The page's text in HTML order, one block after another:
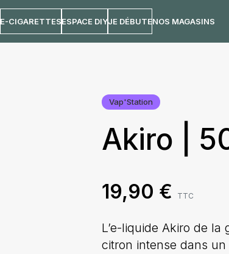
E-CIGARETTESESPACE DIYJE DÉBUTENOS MAGASINS
Vap'Station
Akiro |
19,90 € TTC
L’e-liquide Akiro de la
citron intense dans